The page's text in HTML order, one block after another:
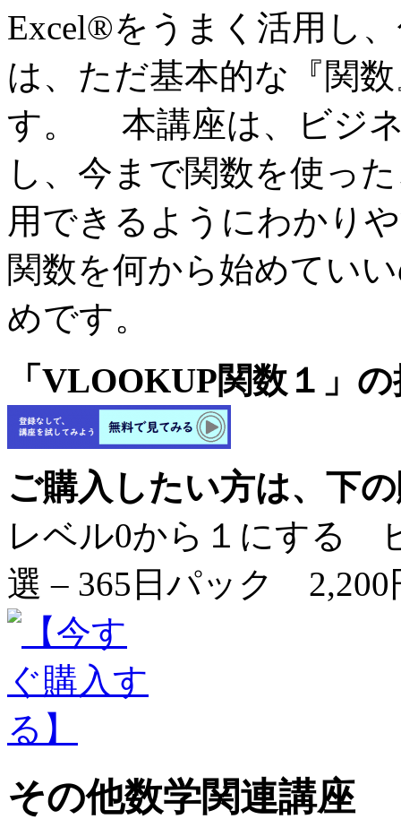
Excel®をうまく活用し
は、ただ基本的な『関
す。 本講座は、ビジネ
し、今まで関数を使っ
用できるようにわかり
関数を何から始めてい
めです。
「VLOOKUP関数１」
ご購入したい方は、下
レベル0から１にする
選 – 365日パック 2,200
その他数学関連講座